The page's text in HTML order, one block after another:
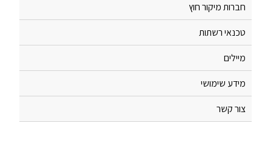
חברות מיקור חוץ
טכנאי רשתות
מיילים
מידע שימושי
צור קשר